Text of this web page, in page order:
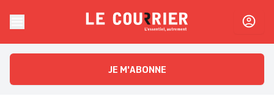
Le CourrierL'essentiel, autrement
JE M'ABONNE